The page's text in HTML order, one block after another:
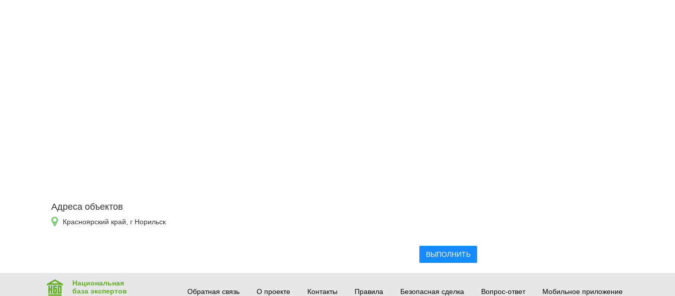
Адреса объектов
Красноярский край, г Норильск
ВЫПОЛНИТЬ
Национальная
база экспертов
Обратная связь О проекте Контакты Правила Безопасная сделка Вопрос-ответ Мобильное приложение